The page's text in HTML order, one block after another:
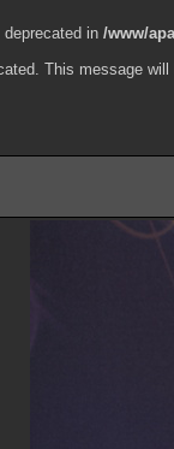
in /www/
This message